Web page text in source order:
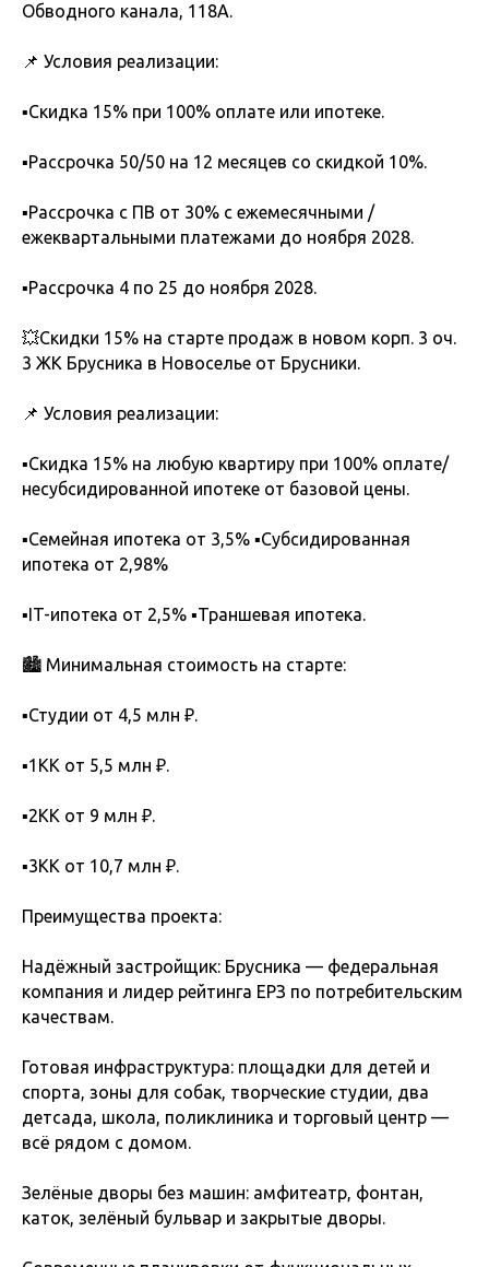
Обводного канала, 118А.
📌 Условия реализации:
▪️Скидка 15% при 100% оплате или ипотеке.
▪️Рассрочка 50/50 на 12 месяцев со скидкой 10%.
▪️Рассрочка с ПВ от 30% с ежемесячными /
ежеквартальными платежами до ноября 2028.
▪️Рассрочка 4 по 25 до ноября 2028.
💥Скидки 15% на старте продаж в новом корп. 3 оч.
3 ЖК Брусника в Новоселье от Брусники.
📌 Условия реализации:
▪️Скидка 15% на любую квартиру при 100% оплате/
несубсидированной ипотеке от базовой цены.
▪️Семейная ипотека от 3,5% ▪️Субсидированная
ипотека от 2,98%
▪️IT-ипотека от 2,5% ▪️Траншевая ипотека.
🏙 Минимальная стоимость на старте:
▪️Студии от 4,5 млн ₽.
▪️1КК от 5,5 млн ₽.
▪️2КК от 9 млн ₽.
▪️3КК от 10,7 млн ₽.
Преимущества проекта:
Надёжный застройщик: Брусника — федеральная
компания и лидер рейтинга ЕРЗ по потребительским
качествам.
Готовая инфраструктура: площадки для детей и
спорта, зоны для собак, творческие студии, два
детсада, школа, поликлиника и торговый центр —
всё рядом с домом.
Зелёные дворы без машин: амфитеатр, фонтан,
каток, зелёный бульвар и закрытые дворы.